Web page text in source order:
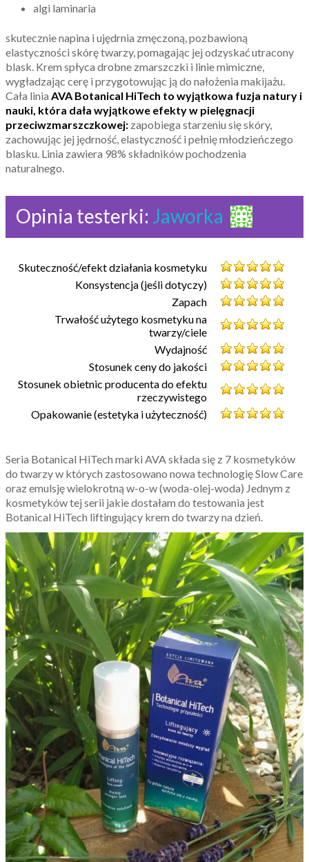
algi laminaria
skutecznie napina i ujędrnia zmęczoną, pozbawioną
elastyczności skórę twarzy, pomagając jej odzyskać utracony
blask. Krem spłyca drobne zmarszczki i linie mimiczne,
wygładzając cerę i przygotowując ją do nałożenia makijażu.
Cała linia AVA Botanical HiTech to wyjątkowa fuzja natury i
nauki, która dała wyjątkowe efekty w pielęgnacji
przeciwzmarszczkowej: zapobiega starzeniu się skóry,
zachowując jej jędrność, elastyczność i pełnię młodzieńczego
blasku. Linia zawiera 98% składników pochodzenia
naturalnego.
Opinia testerki: Jaworka
Skuteczność/efekt działania kosmetyku
Konsystencja (jeśli dotyczy)
Zapach
Trwałość użytego kosmetyku na
twarzy/ciele
Wydajność
Stosunek ceny do jakości
Stosunek obietnic producenta do efektu
rzeczywistego
Opakowanie (estetyka i użyteczność)
Seria Botanical HiTech marki AVA składa się z 7 kosmetyków
do twarzy w których zastosowano nowa technologię Slow Care
oraz emulsję wielokrotną w-o-w (woda-olej-woda) Jednym z
kosmetyków tej serii jakie dostałam do testowania jest
Botanical HiTech liftingujący krem do twarzy na dzień.